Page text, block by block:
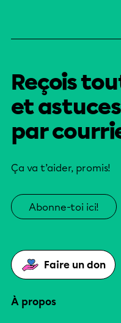
Reçois
et
par
Ça va t’aider, promis!
Abonne-toi ici!
Faire un don
À propos